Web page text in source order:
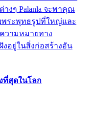
งๆ Palanla จะพาคุณ
พระพุทธรูปที่ใหญ่และ
วามหมายทาง
อยู่ในสิ่งก่อสร้างอัน
ที่สุดในโลก